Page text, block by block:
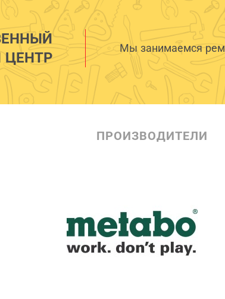
ЦЕНТР
Мы занимаемся
ПРОИЗВОДИТЕЛИ